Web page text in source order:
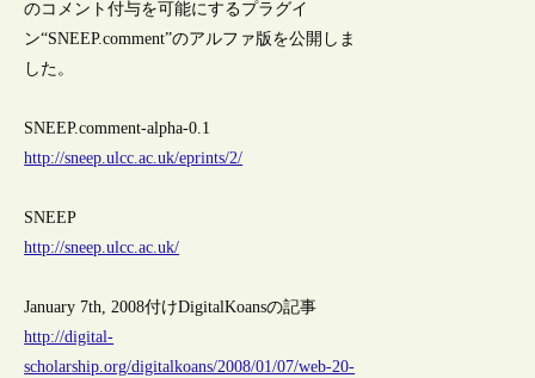
のコメント付与を可能にするプラグイ
ン“SNEEP.comment”のアルファ版を公開しま
した。
SNEEP.comment-alpha-0.1
http://sneep.ulcc.ac.uk/eprints/2/
SNEEP
http://sneep.ulcc.ac.uk/
January 7th, 2008付けDigitalKoansの記事
http://digital-
scholarship.org/digitalkoans/2008/01/07/web-20-